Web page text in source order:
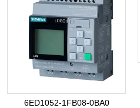
6ED1052-1FB08-0BA0